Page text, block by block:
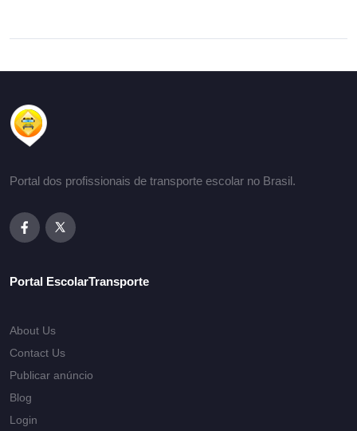
Portal dos profissionais de transporte escolar no Brasil.
Portal EscolarTransporte
About Us
Contact Us
Publicar anúncio
Blog
Login